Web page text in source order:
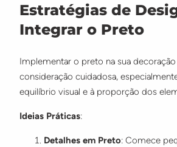
Estratégias de
Integrar o Preto
Implementar o preto na sua
consideração cuidadosa,
equilíbrio visual e à proporção dos
Ideias Práticas:
Detalhes em Preto: Comece